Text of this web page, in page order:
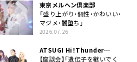
東京メルヘン倶楽部
「盛り上がり・個性・かわいい・
マジメ・闇堕ち」
2026.07.26
ATSUGI Hi！Thunder
Rock Festival
【座談会】「遺伝子を継いでく